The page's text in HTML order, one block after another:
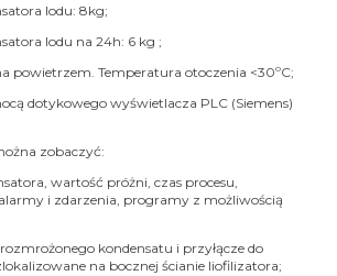
lodu: 8kg;
lodu na 24h: 6 kg ;
powietrzem. Temperatura otoczenia <30ºC;
dotykowego wyświetlacza PLC (Siemens)
zobaczyć:
wartość próżni, czas procesu,
i zdarzenia, programy z możliwością
kondensatu i przyłącze do
na bocznej ścianie liofilizatora;